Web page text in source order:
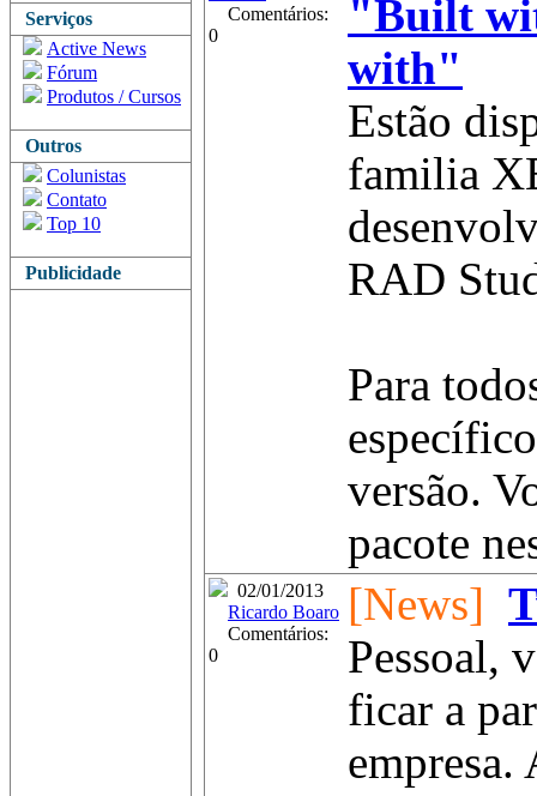
Serviços
Active News
Fórum
Produtos / Cursos
Outros
Colunistas
Contato
Top 10
Publicidade
Comentários:
0
"Built
with"
Estão
familia
RAD
Para
versão.
pacote
02/01/2013
Ricardo Boaro
Comentários:
0
[News]
Pessoal,
ficar a
empresa.